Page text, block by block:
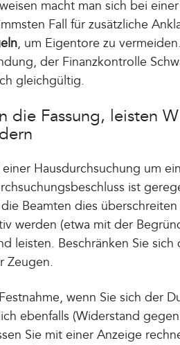
macht man sich bei einer
Fall für zusätzliche
, um Eigentore zu
der Finanzkontrolle
gleichgültig.
die Fassung, leisten
Hausdurchsuchung um
ist
Beamten dies
werden (etwa mit der
leisten. Beschränken Sie
Zeugen.
wenn Sie sich der
ebenfalls (Widerstand
Sie mit einer Anzeige